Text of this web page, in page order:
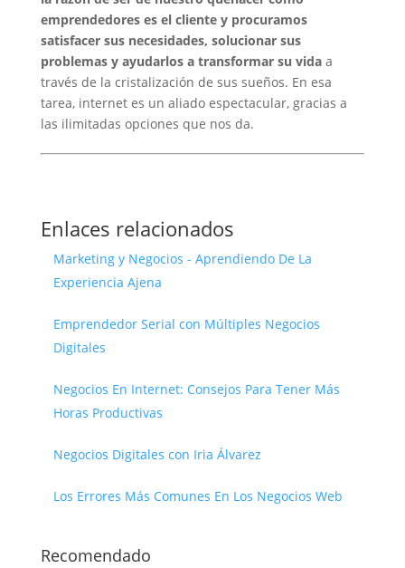
emprendedores es el cliente y procuramos
satisfacer sus necesidades, solucionar sus
problemas y ayudarlos a transformar su vidaa
través de la cristalización de sus sueños. En esa
tarea, internet es un aliado espectacular, gracias a
las ilimitadas opciones que nos da.
Enlaces relacionados
Marketing y Negocios - Aprendiendo De La
Experiencia Ajena
Emprendedor Serial con Múltiples Negocios
Digitales
Negocios En Internet: Consejos Para Tener Más
Horas Productivas
Negocios Digitales con Iria Álvarez
Los Errores Más Comunes En Los Negocios Web
Recomendado